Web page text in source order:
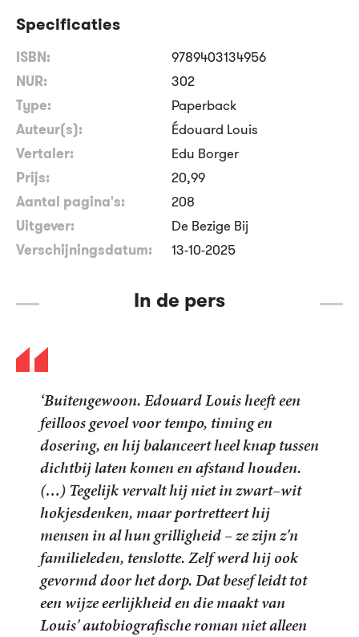
Specificaties
ISBN:
9789403134956
NUR:
302
Type:
Paperback
Auteur(s):
Édouard Louis
Vertaler:
Edu Borger
Prijs:
20,99
Aantal pagina's:
208
Uitgever:
De Bezige Bij
Verschijningsdatum:
13-10-2025
In de pers
De helaasheid der dingen
Weg met Eddy Bellegueule
‘Buitengewoon. Edouard Louis heeft een
feilloos gevoel voor tempo, timing en
dosering, en hij balanceert heel knap tussen
dichtbij laten komen en afstand houden.
(…) Tegelijk vervalt hij niet in zwart–wit
hokjesdenken, maar portretteert hij
mensen in al hun grilligheid – ze zijn z'n
familieleden, tenslotte. Zelf werd hij ook
gevormd door het dorp. Dat besef leidt tot
een wijze eerlijkheid en die maakt van
Louis' autobiografische roman niet alleen
De helaasheid der dingen
Weg met Eddy Bellegueule